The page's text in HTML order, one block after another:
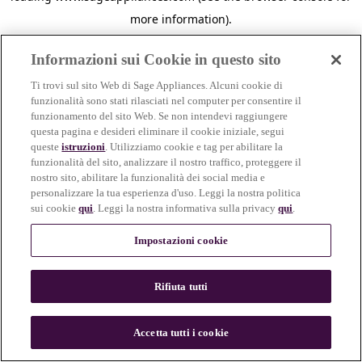
more information).
Informazioni sui Cookie in questo sito
Ti trovi sul sito Web di Sage Appliances. Alcuni cookie di
funzionalità sono stati rilasciati nel computer per consentire il
funzionamento del sito Web. Se non intendevi raggiungere
questa pagina e desideri eliminare il cookie iniziale, segui
questeistruzioni. Utilizziamo cookie e tag per abilitare la
funzionalità del sito, analizzare il nostro traffico, proteggere il
nostro sito, abilitare la funzionalità dei social media e
personalizzare la tua esperienza d'uso. Leggi la nostra politica
sui cookiequi. Leggi la nostra informativa sulla privacyqui.
Impostazioni cookie
Rifiuta tutti
Accetta tutti i cookie